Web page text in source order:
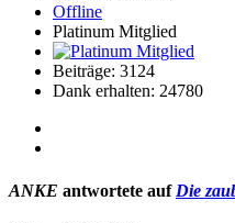
Offline
Platinum Mitglied
Beiträge: 3124
Dank erhalten: 24780
ANKE antwortete auf Die